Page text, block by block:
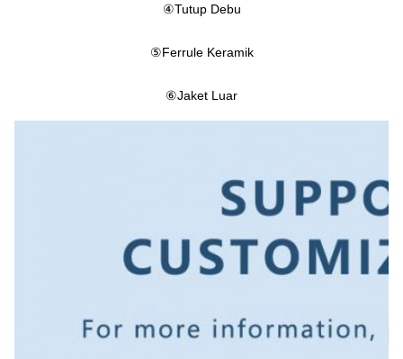
④Tutup Debu
⑤Ferrule Keramik
⑥Jaket Luar